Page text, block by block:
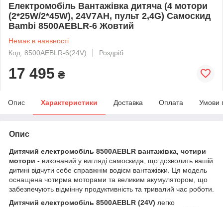
Електромобіль Вантажівка дитяча (4 мотори
(2*25W/2*45W), 24V7AH, пульт 2,4G) Самоскид
Bambi 8500AEBLR-6 Жовтий
Немає в наявності
Код: 8500AEBLR-6(24V)
Роздріб
17 495 ₴
Опис Характеристики Доставка Оплата Умови
Опис
Дитячий електромобіль 8500AEBLR вантажівка, чотири
мотори - виконаний у вигляді самоскида, що дозволить вашій
дитині відчути себе справжнім водієм вантажівки. Ця модель
оснащена чотирма моторами та великим акумулятором, що
забезпечують відмінну продуктивність та тривалий час роботи.
Дитячий електромобіль 8500AEBLR (24V) легко